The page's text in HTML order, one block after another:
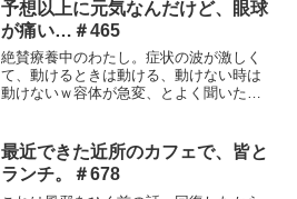
綴っていきます。...
予想以上に元気なんだけど、眼球
が痛い…＃465
絶賛療養中のわたし。症状の波が激しく
て、動けるときは動ける、動けない時は
動けないｗ容体が急変、とよく聞いたけ
稿！幸い38℃を越える熱は出てなくて喘
息以外はかなり症状は軽...
最近できた近所のカフェで、皆と
ランチ。＃678